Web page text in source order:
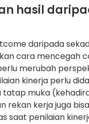
hasil
daripada
cara mencegah
merubah
kinerja perlu
tatap muka
rekan kerja juga bisa
saat penilaian